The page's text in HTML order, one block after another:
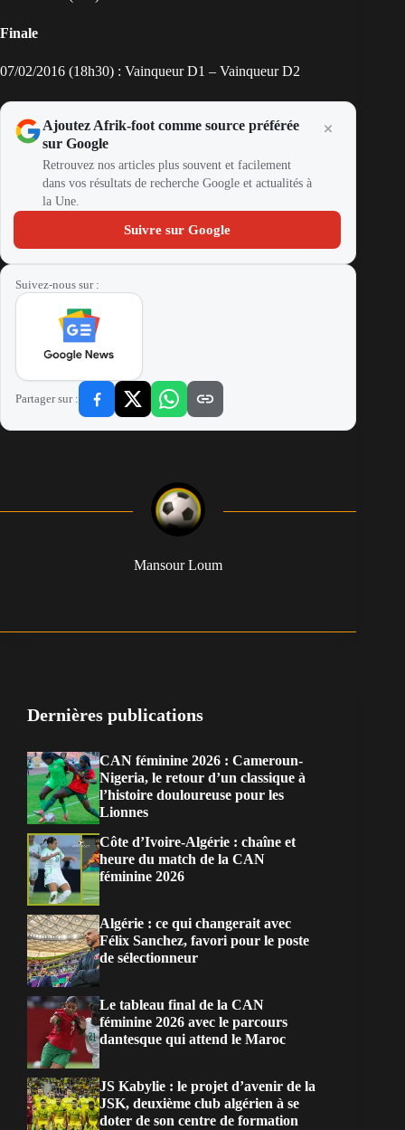
Finale
07/02/2016 (18h30) : Vainqueur D1 – Vainqueur D2
Ajoutez Afrik-foot comme source préférée
sur Google
Retrouvez nos articles plus souvent et facilement
dans vos résultats de recherche Google et actualités à
la Une.
Suivre sur Google
Suivez-nous sur :
Partager sur :
Mansour Loum
Dernières publications
CAN féminine 2026 : Cameroun-
Nigeria, le retour d’un classique à
l’histoire douloureuse pour les
Lionnes
Côte d’Ivoire-Algérie : chaîne et
heure du match de la CAN
féminine 2026
Algérie : ce qui changerait avec
Félix Sanchez, favori pour le poste
de sélectionneur
Le tableau final de la CAN
féminine 2026 avec le parcours
dantesque qui attend le Maroc
JS Kabylie : le projet d’avenir de la
JSK, deuxième club algérien à se
doter de son centre de formation